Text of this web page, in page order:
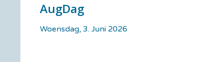
AugDag
Woensdag, 3. Juni 2026